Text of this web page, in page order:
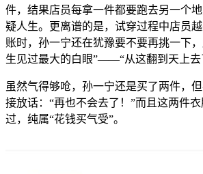
件，结果店员每拿一件都要跑去另一个
疑人生。更离谱的是，试穿过程中店员
账时，孙一宁还在犹豫要不要再挑一下
生见过最大的白眼”——“从这翻到天上去
虽然气得够呛，孙一宁还是买了两件，
接放话：“再也不会去了！”而且这两件
过，纯属“花钱买气受”。